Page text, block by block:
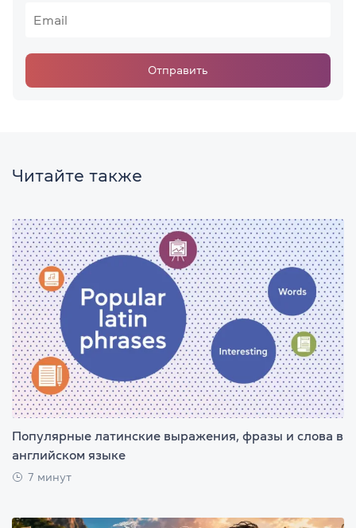
Отправить
Читайте также
Популярные латинские выражения, фразы и слова в
английском языке
7 минут